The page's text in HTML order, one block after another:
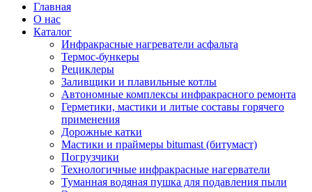
Главная
О нас
Каталог
Инфракрасные нагреватели асфальта
Термос-бункеры
Рециклеры
Заливщики и плавильные котлы
Автономные комплексы инфракрасного ремонта
Герметики, мастики и литые составы горячего
применения
Дорожные катки
Мастики и праймеры bitumast (битумаст)
Погрузчики
Технологичные инфракрасные нагерватели
Туманная водяная пушка для подавления пыли